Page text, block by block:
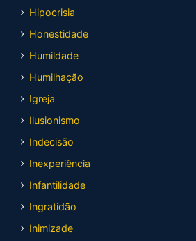
Hipocrisia
Honestidade
Humildade
Humilhação
Igreja
Ilusionismo
Indecisão
Inexperiência
Infantilidade
Ingratidão
Inimizade